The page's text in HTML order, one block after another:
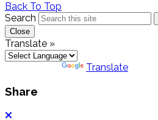
Back To Top
Search
Close
Translate »
Translate
Share